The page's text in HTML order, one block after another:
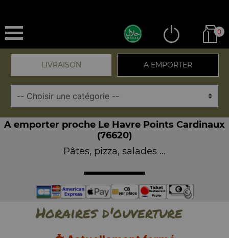
0
LIVRAISON A EMPORTER
A emporter proche Le Havre Points Cardinaux
(76620)
Pâtes, pizza, salades ...
Horaires d'ouverture